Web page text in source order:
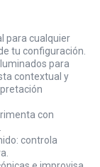
para cualquier
tu configuración.
para
contextual y
con
controla